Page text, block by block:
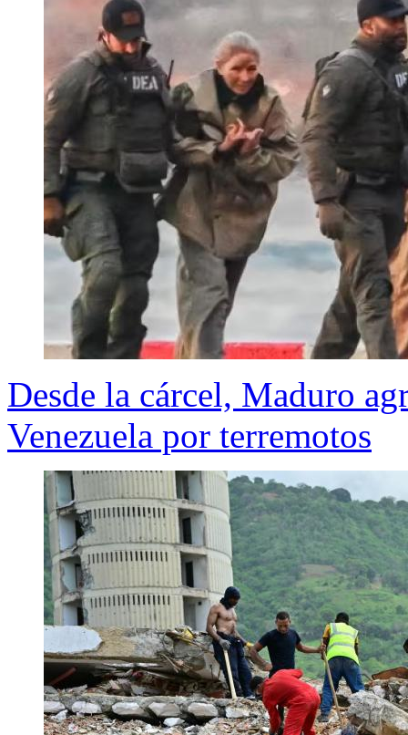
Desde la cárcel, Maduro
Venezuela por terremotos